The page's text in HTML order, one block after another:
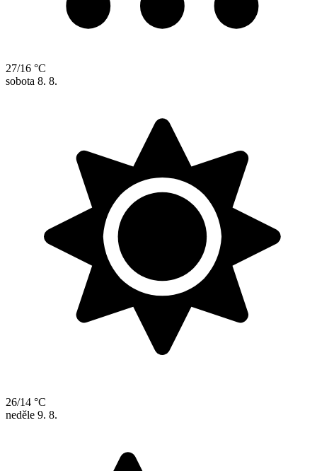
27/16 °C
sobota 8. 8.
26/14 °C
neděle 9. 8.